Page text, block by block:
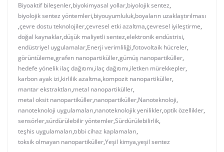
Biyoaktif bileşenler,biyokimyasal yollar,biyolojik sentez,
biyolojik sentez yöntemleri,biyouyumluluk,boyaların uzaklaştırılması
,çevre dostu teknolojiler,çevresel etki azaltma,çevresel iyileştirme,
doğal kaynaklar,düşük maliyetli sentez,elektronik endüstrisi,
endüstriyel uygulamalar,Enerji verimliliği,fotovoltaik hücreler,
görüntüleme,grafen nanopartiküller,gümüş nanopartiküller,
hedefe yönelik ilaç dağıtımı,ilaç dağıtımı,iletken mürekkepler,
karbon ayak izi,kirlilik azaltma,kompozit nanopartiküller,
mantar ekstraktları,metal nanopartiküller,
metal oksit nanopartiküller,nanopartiküller,Nanoteknoloji,
nanoteknoloji uygulamaları,nanoteknolojik yenilikler,optik özellikler,
sensörler,sürdürülebilir yöntemler,Sürdürülebilirlik,
teşhis uygulamaları,tıbbi cihaz kaplamaları,
toksik olmayan nanopartiküller,Yeşil kimya,yeşil sentez